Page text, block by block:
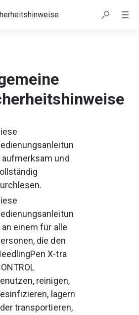
aufmerksam und
an einem für alle
die den
X-tra
reinigen,
lagern
transportieren,